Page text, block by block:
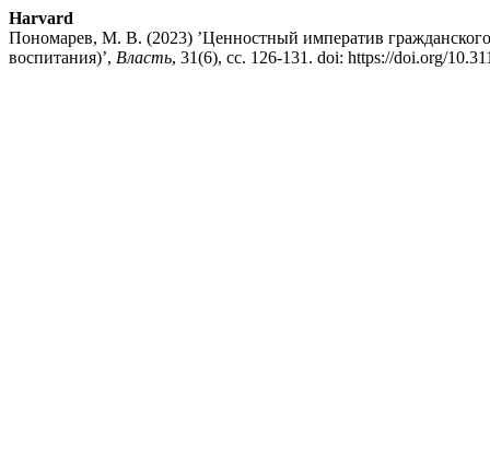
Harvard
Пономарев, М. В. (2023) ’Ценностный императив
воспитания)’, Власть, 31(6), сс. 126-131. doi: https://doi.org/